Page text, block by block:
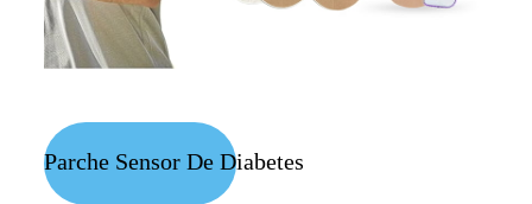
Parche Sensor De Diabetes